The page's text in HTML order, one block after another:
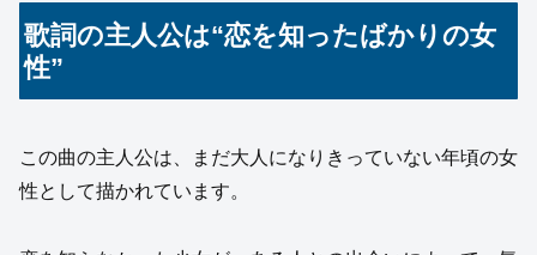
歌詞の主人公は“恋を知ったばかりの女
性”
この曲の主人公は、まだ大人になりきっていない年頃の女
性として描かれています。